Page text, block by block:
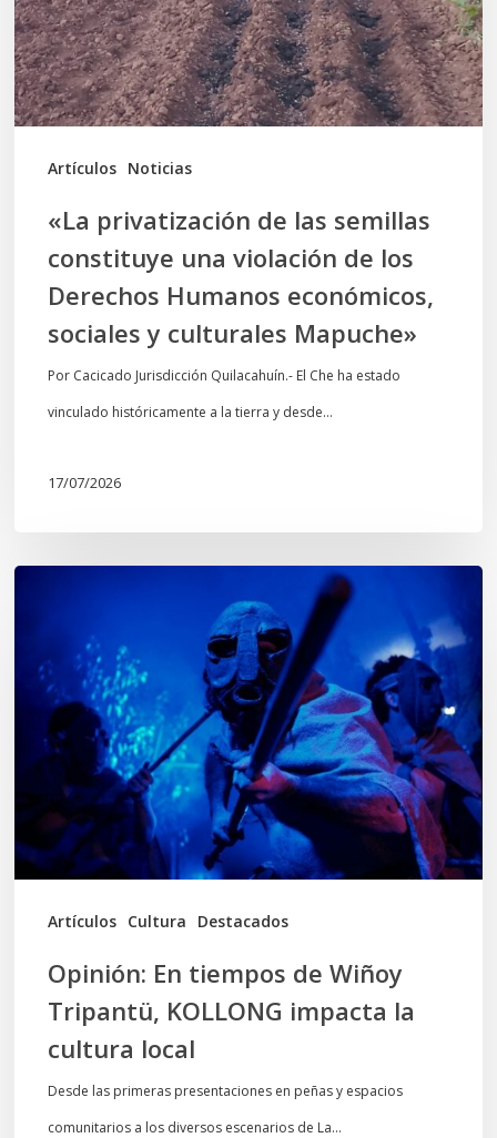
Artículos Noticias
constituye
una
violación
de
Humanos
económicos,
sociales
culturales
Mapuche»
«La privatización de las semillas
constituye una violación de los
Derechos Humanos económicos,
sociales y culturales Mapuche»
Por Cacicado Jurisdicción Quilacahuín.- El Che ha estado
vinculado históricamente a la tierra y desde…
17/07/2026
Artículos Cultura Destacados
tiempos
Wiñoy
Tripantü,
KOLLONG
impacta
la
cultura
Opinión: En tiempos de Wiñoy
Tripantü, KOLLONG impacta la
cultura local
Desde las primeras presentaciones en peñas y espacios
comunitarios a los diversos escenarios de La…